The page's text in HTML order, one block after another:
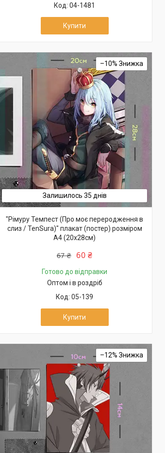
04-1481
Купити
–10%
Залишилось 35 днів
"Рімуру Темпест (Про моє переродження в
слиз / TenSura)" плакат (постер) розміром
А4 (20х28см)
67 ₴ 60 ₴
Готово до відправки
Оптом і в роздріб
05-139
Купити
–12%